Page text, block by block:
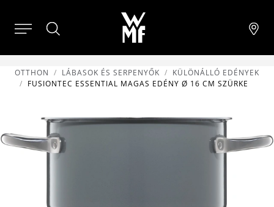
OTTHON LÁBASOK ÉS SERPENYŐK
KÜLÖNÁLLÓ EDÉNYEK
FUSIONTEC ESSENTIAL MAGAS EDÉNY Ø 16 CM SZÜRKE